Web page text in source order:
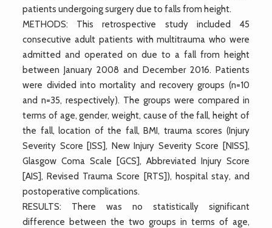
patients undergoing surgery due to falls from height.
METHODS: This retrospective study included 45
consecutive adult patients with multitrauma who were
admitted and operated on due to a fall from height
between January 2008 and December 2016. Patients
were divided into mortality and recovery groups (n=10
and n=35, respectively). The groups were compared in
terms of age, gender, weight, cause of the fall, height of
the fall, location of the fall, BMI, trauma scores (Injury
Severity Score [ISS], New Injury Severity Score [NISS],
Glasgow Coma Scale [GCS], Abbreviated Injury Score
[AIS], Revised Trauma Score [RTS]), hospital stay, and
postoperative complications.
RESULTS: There was no statistically significant
difference between the two groups in terms of age,